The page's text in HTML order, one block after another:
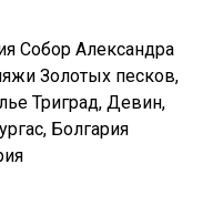
Собор Александра
Золотых песков,
Триград, Девин,
Болгария